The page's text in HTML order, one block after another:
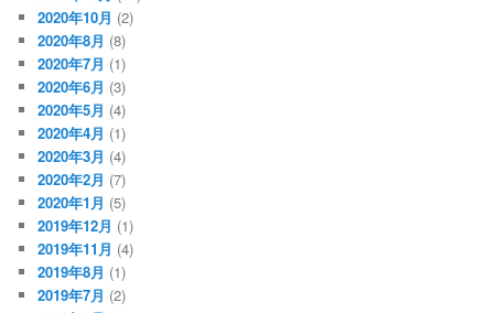
2020年10月 (2)
2020年8月 (8)
2020年7月 (1)
2020年6月 (3)
2020年5月 (4)
2020年4月 (1)
2020年3月 (4)
2020年2月 (7)
2020年1月 (5)
2019年12月 (1)
2019年11月 (4)
2019年8月 (1)
2019年7月 (2)